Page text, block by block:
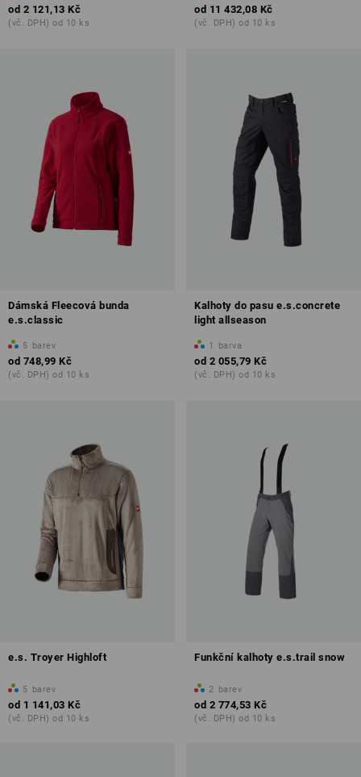
od 2 121,13 Kč
(vč. DPH) od 10 ks
od 11 432,08 Kč
(vč. DPH) od 10 ks
Dámská Fleecová bunda
e.s.classic
5 barev
od 748,99 Kč
(vč. DPH) od 10 ks
Kalhoty do pasu e.s.concrete
light allseason
1 barva
od 2 055,79 Kč
(vč. DPH) od 10 ks
e.s. Troyer Highloft
5 barev
od 1 141,03 Kč
(vč. DPH) od 10 ks
Funkční kalhoty e.s.trail snow
2 barev
od 2 774,53 Kč
(vč. DPH) od 10 ks